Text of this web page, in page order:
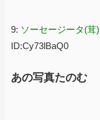
9: ソーセージータ(茸
ID:Cy73lBaQ0
あの写真たのむ